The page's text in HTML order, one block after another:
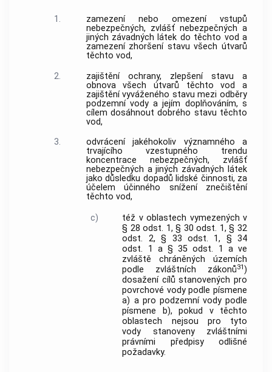
1.
zamezení nebo omezení vstupů
nebezpečných, zvlášť nebezpečných a
jiných závadných látek do těchto vod a
zamezení zhoršení stavu všech útvarů
těchto vod,
2.
zajištění ochrany, zlepšení stavu a
obnova všech útvarů těchto vod a
zajištění vyváženého stavu mezi odběry
podzemní vody a jejím doplňováním, s
cílem dosáhnout dobrého stavu těchto
vod,
3.
odvrácení jakéhokoliv významného a
trvajícího vzestupného trendu
koncentrace nebezpečných, zvlášť
nebezpečných a jiných závadných látek
jako důsledku dopadů lidské činnosti, za
účelem účinného snížení znečištění
těchto vod,
c)
též v oblastech vymezených v
§ 28 odst. 1, § 30 odst. 1, § 32
odst. 2, § 33 odst. 1, § 34
odst. 1 a § 35 odst. 1 a ve
zvláště chráněných územích
podle zvláštních zákonů31)
dosažení cílů stanovených pro
povrchové vody podle písmene
a) a pro podzemní vody podle
písmene b), pokud v těchto
oblastech nejsou pro tyto
vody stanoveny zvláštními
právními předpisy odlišné
požadavky.